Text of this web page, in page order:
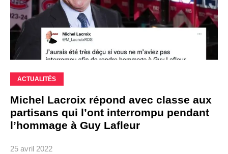
ACTUALITÉS
Michel Lacroix répond avec classe aux
partisans qui l’ont interrompu pendant
l’hommage à Guy Lafleur
25 avril 2022